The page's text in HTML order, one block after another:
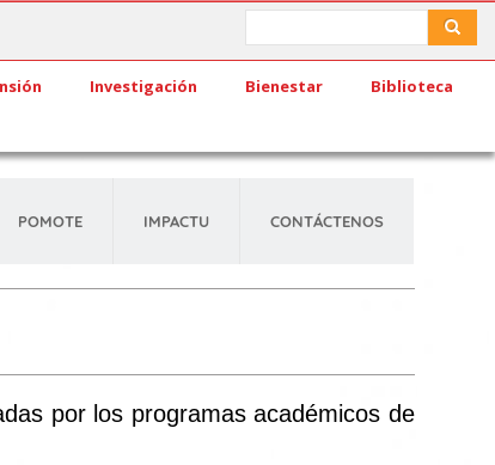
Investigación Bienestar Biblioteca
POMOTE IMPACTU CONTÁCTENOS
por los programas académicos de